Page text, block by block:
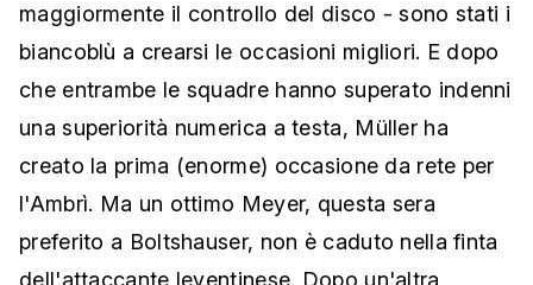
maggiormente il controllo del disco - sono stati i
biancoblù a crearsi le occasioni migliori. E dopo
che entrambe le squadre hanno superato indenni
una superiorità numerica a testa, Müller ha
creato la prima (enorme) occasione da rete per
l'Ambrì. Ma un ottimo Meyer, questa sera
preferito a Boltshauser, non è caduto nella finta